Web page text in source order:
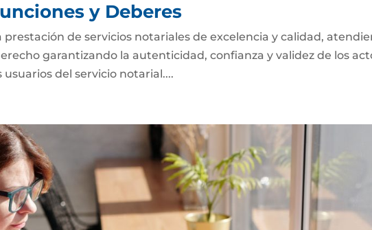
y Deberes
prestación de servicios notariales de excelencia y calidad,
garantizando la autenticidad, confianza y validez de los
del servicio notarial....